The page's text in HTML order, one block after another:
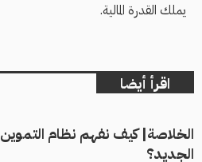
يملك القدرة المالية.
اقرأ أيضا
الخلاصة| كيف نفهم نظام التموين
الجديد؟